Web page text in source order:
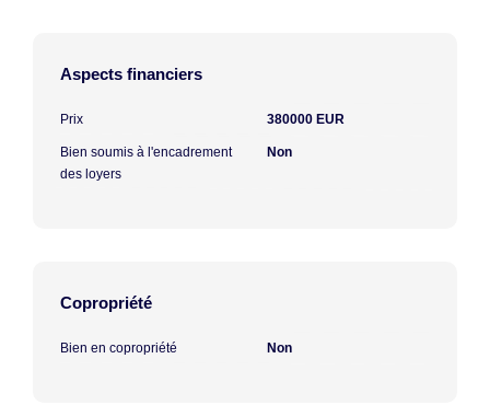
Aspects financiers
Prix 380000 EUR
Bien soumis à l'encadrement
des loyers
Non
Copropriété
Bien en copropriété Non